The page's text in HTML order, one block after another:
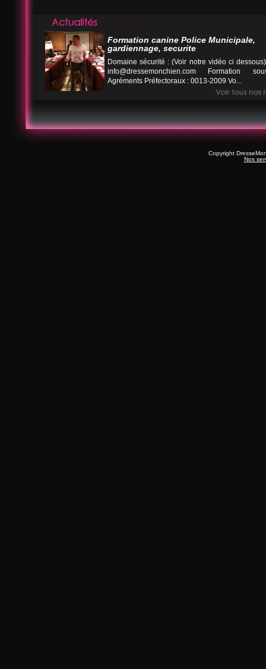
Formation canine Police Municipale,
gardiennage, securite
Domaine sécurité : (Voir notre vidéo ci
info@dressemonchien.com Formation
Agréments Préfectoraux : 0013-2009 Vo...
Copyright
Nos